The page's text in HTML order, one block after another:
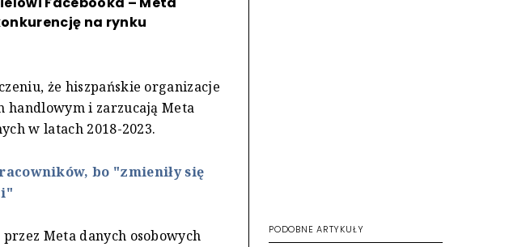
na rynku
że hiszpańskie organizacje
handlowym i zarzucają Meta
w latach 2018-2023.
bo "zmieniły się
Meta danych osobowych
PODOBNE ARTYKUŁY